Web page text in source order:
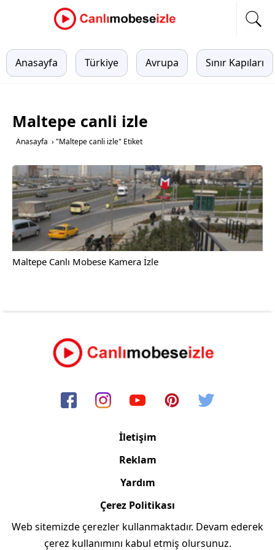
Anasayfa Türkiye Avrupa Sınır Kapıları
Maltepe canli izle
Anasayfa › "Maltepe canli izle" Etiket
Maltepe Canlı Mobese Kamera İzle
İletişim
Reklam
Yardım
Çerez Politikası
Copyright © 2006/2024 Canlimobeseizle.com
Web sitemizde çerezler kullanmaktadır. Devam ederek
çerez kullanımını kabul etmiş olursunuz.